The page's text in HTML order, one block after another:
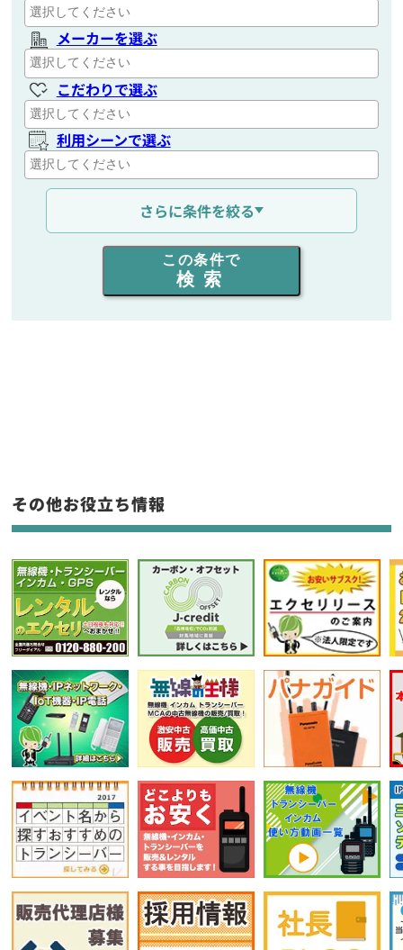
メーカーを選ぶ
こだわりで選ぶ
利用シーンで選ぶ
通信距離を選ぶ
出力を選ぶ
同時通話人数を選ぶ
フリーワード入力(製品名等)
選択条件をリセット
さらに条件を絞る
この条件で
検索
その他お役立ち情報